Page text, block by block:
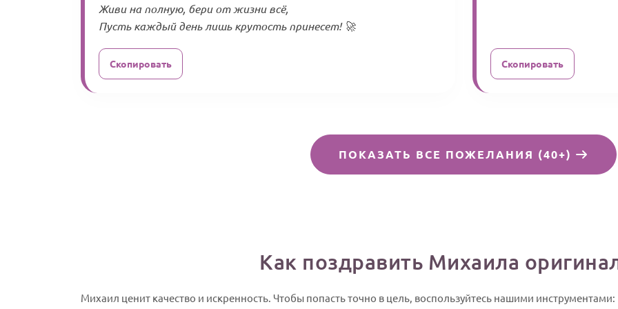
Живи на полную, бери от жизни всё,
Пусть каждый день лишь крутость принесет! 🚀
Скопировать Скопировать
ПОКАЗАТЬ ВСЕ ПОЖЕЛАНИЯ (40+)
Как поздравить Михаила
Михаил ценит качество и искренность. Чтобы попасть точно в цель, воспользуйтесь нашими инструментами: